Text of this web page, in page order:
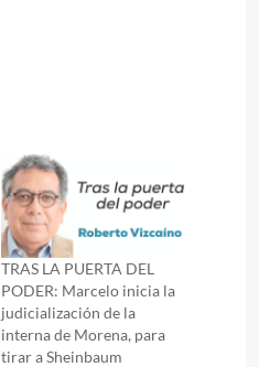
TRAS LA PUERTA DEL
PODER: Marcelo inicia la
judicialización de la
interna de Morena, para
tirar a Sheinbaum